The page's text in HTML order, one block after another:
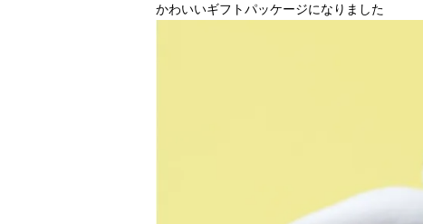
かわいいギフトパッケージになりました